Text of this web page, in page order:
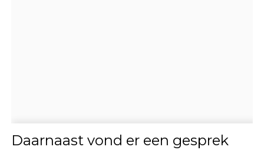
Daarnaast vond er een gesprek